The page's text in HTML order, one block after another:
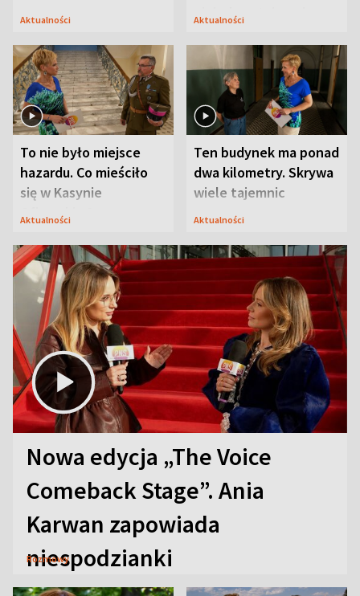
Aktualności
niejedyna tajemnica
Aktualności
To nie było miejsce
hazardu. Co mieściło
się w Kasynie
Oficerskim?
Aktualności
Ten budynek ma ponad
dwa kilometry. Skrywa
wiele tajemnic
Aktualności
Nowa edycja „The Voice
Comeback Stage”. Ania
Karwan zapowiada
niespodzianki
Rozmowy